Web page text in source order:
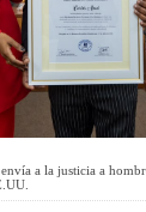
a la justicia a